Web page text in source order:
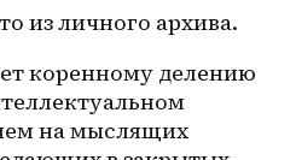
из личного архива.
коренному делению
на мыслящих